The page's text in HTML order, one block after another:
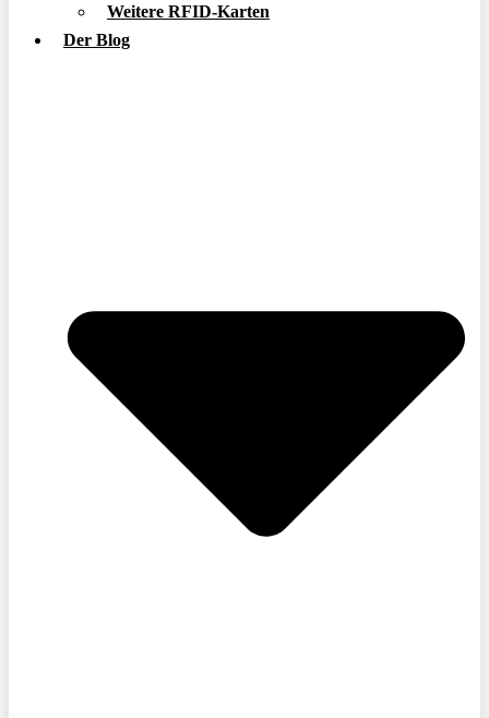
Weitere RFID-Karten
Der Blog